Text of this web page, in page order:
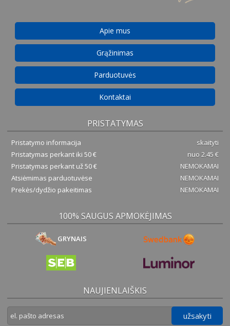
Apie mus
Grąžinimas
Parduotuvės
Kontaktai
PRISTATYMAS
Pristatymo informacija
skaityti
Pristatymas perkant iki 50 €
nuo 2.45 €
Pristatymas perkant už 50 €
NEMOKAMAI
Atsiėmimas parduotuvėse
NEMOKAMAI
Prekės/dydžio pakeitimas
NEMOKAMAI
100% SAUGUS APMOKĖJIMAS
GRYNAIS
NAUJIENLAIŠKIS
užsakyti